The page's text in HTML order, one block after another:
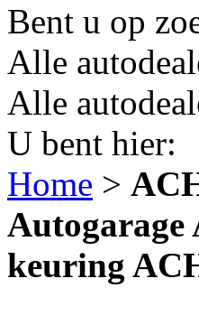
Bent u op
Alle
Alle
U bent hier:
Home >
keuring